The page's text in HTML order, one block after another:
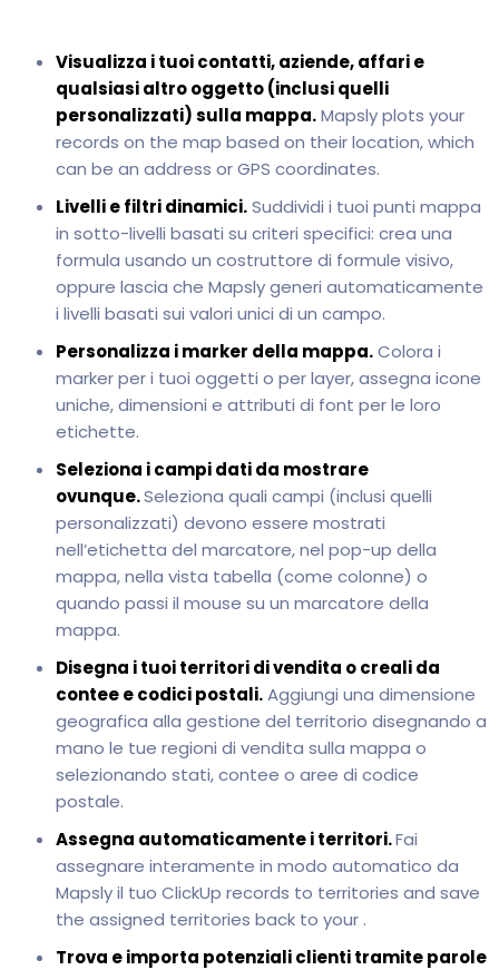
Visualizza i tuoi contatti, aziende, affari e
qualsiasi altro oggetto (inclusi quelli
personalizzati) sulla mappa.Mapsly plots your
records on the map based on their location, which
can be an address or GPS coordinates.
Livelli e filtri dinamici.Suddividi i tuoi punti mappa
in sotto-livelli basati su criteri specifici: crea una
formula usando un costruttore di formule visivo,
oppure lascia che Mapsly generi automaticamente
i livelli basati sui valori unici di un campo.
Personalizza i marker della mappa.Colora i
marker per i tuoi oggetti o per layer, assegna icone
uniche, dimensioni e attributi di font per le loro
etichette.
Seleziona i campi dati da mostrare
ovunque.Seleziona quali campi (inclusi quelli
personalizzati) devono essere mostrati
nell’etichetta del marcatore, nel pop-up della
mappa, nella vista tabella (come colonne) o
quando passi il mouse su un marcatore della
mappa.
Disegna i tuoi territori di vendita o creali da
contee e codici postali.Aggiungi una dimensione
geografica alla gestione del territorio disegnando a
mano le tue regioni di vendita sulla mappa o
selezionando stati, contee o aree di codice
postale.
Assegna automaticamente i territori.Fai
assegnare interamente in modo automatico da
Mapsly il tuo ClickUp records to territories and save
the assigned territories back to your .
Trova e importa potenziali clienti tramite parole